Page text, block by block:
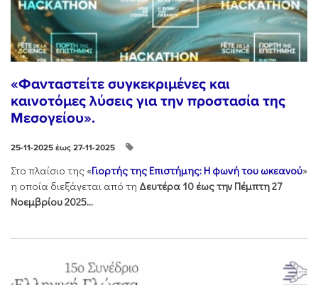
«Φανταστείτε συγκεκριμένες και
καινοτόμες λύσεις για την προστασία της
Μεσογείου».
25-11-2025 έως 27-11-2025
Στo πλαίσιo της «Γιορτής της Επιστήμης: Η φωνή του ωκεανού»
η οποία διεξάγεται από τη Δευτέρα 10 έως την Πέμπτη 27
Νοεμβρίου 2025...